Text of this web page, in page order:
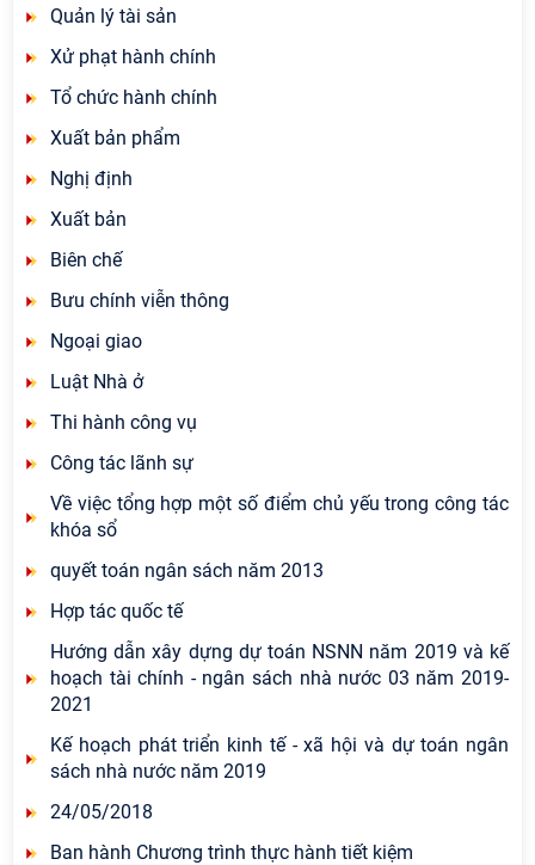
Quản lý tài sản
Xử phạt hành chính
Tổ chức hành chính
Xuất bản phẩm
Nghị định
Xuất bản
Biên chế
Bưu chính viễn thông
Ngoại giao
Luật Nhà ở
Thi hành công vụ
Công tác lãnh sự
Về việc tổng hợp một số điểm chủ yếu trong công tác
khóa sổ
quyết toán ngân sách năm 2013
Hợp tác quốc tế
Hướng dẫn xây dựng dự toán NSNN năm 2019 và kế
hoạch tài chính - ngân sách nhà nước 03 năm 2019-
2021
Kế hoạch phát triển kinh tế - xã hội và dự toán ngân
sách nhà nước năm 2019
24/05/2018
Ban hành Chương trình thực hành tiết kiệm